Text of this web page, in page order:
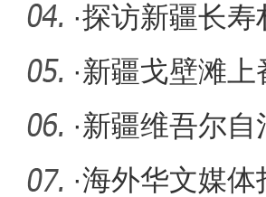
美食文化
·探访新疆长寿
·新疆戈壁滩上
·新疆维吾尔
工程师邓
·海外华文媒